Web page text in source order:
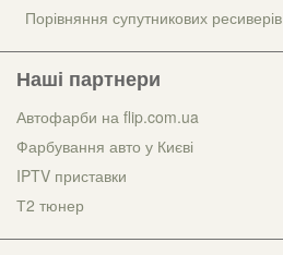
Порівняння супутникових ресиверів
Наші партнери
Автофарби на flip.com.ua
Фарбування авто у Києві
IPTV приставки
Т2 тюнер